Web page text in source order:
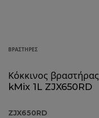
ΒΡΑΣΤΉΡΕΣ
Κόκκινος βραστήρας
kMix 1L ZJX650RD
ZJX650RD